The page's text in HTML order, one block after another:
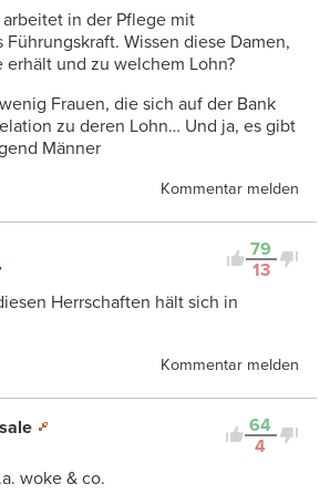
in der Pflege mit
Wissen diese Damen,
erhält und zu welchem Lohn?
Frauen, die sich auf der Bank
zu deren Lohn… Und ja, es gibt
Männer
Kommentar melden
79
13
Herrschaften hält sich in
Kommentar melden
64
4
woke & co.